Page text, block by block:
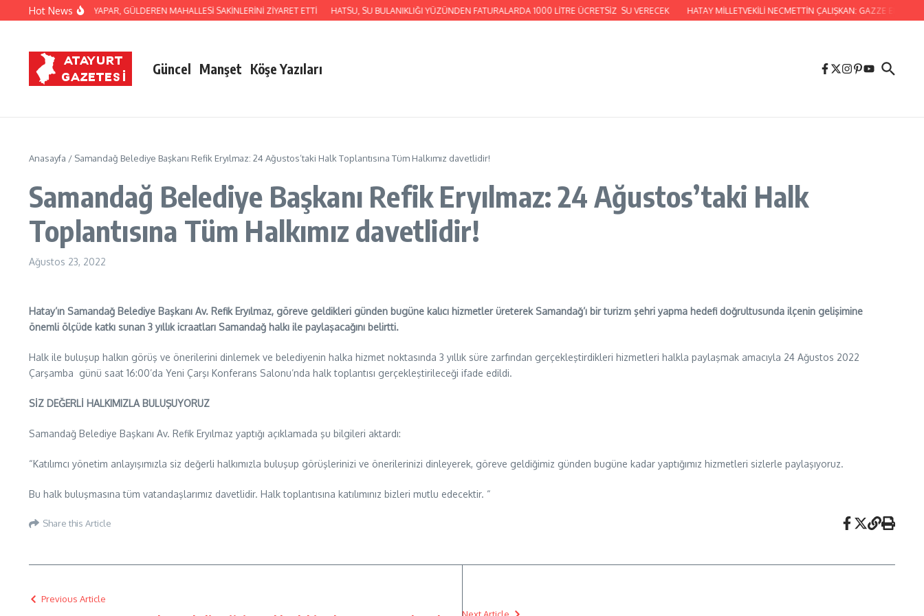
İçeriğe atlaHot News
İBRAHİM NACİ YAPAR, GÜLDEREN MAHALLESİ SAKİNLERİNİ ZİYARET ETTİ HATSU, SU BULANIKLIĞI YÜZÜNDEN FATURALARDA 1000 LİTRE ÜCRETSİZ SU VERECEK HATAY MİLLETVEKİLİ NECMETTİN ÇALIŞKAN: GAZZE ELDEN
Güncel Manşet Köşe Yazıları
Anasayfa / Samandağ Belediye Başkanı Refik Eryılmaz: 24 Ağustos’taki Halk Toplantısına Tüm Halkımız davetlidir!
Samandağ Belediye Başkanı Refik Eryılmaz: 24 Ağustos’taki Halk
Toplantısına Tüm Halkımız davetlidir!
Ağustos 23, 2022
Hatay’ın Samandağ Belediye Başkanı Av. Refik Eryılmaz, göreve geldikleri günden bugüne kalıcı hizmetler üreterek Samandağ’ı bir turizm şehri yapma hedefi doğrultusunda ilçenin gelişimine
önemli ölçüde katkı sunan 3 yıllık icraatları Samandağ halkı ile paylaşacağını belirtti.
Halk ile buluşup halkın görüş ve önerilerini dinlemek ve belediyenin halka hizmet noktasında 3 yıllık süre zarfından gerçekleştirdikleri hizmetleri halkla paylaşmak amacıyla 24 Ağustos 2022
Çarşamba günü saat 16:00’da Yeni Çarşı Konferans Salonu’nda halk toplantısı gerçekleştirileceği ifade edildi.
SİZ DEĞERLİ HALKIMIZLA BULUŞUYORUZ
Samandağ Belediye Başkanı Av. Refik Eryılmaz yaptığı açıklamada şu bilgileri aktardı:
“Katılımcı yönetim anlayışımızla siz değerli halkımızla buluşup görüşlerinizi ve önerilerinizi dinleyerek, göreve geldiğimiz günden bugüne kadar yaptığımız hizmetleri sizlerle paylaşıyoruz.
Bu halk buluşmasına tüm vatandaşlarımız davetlidir. Halk toplantısına katılımınız bizleri mutlu edecektir. “
Share this Article
Previous Article